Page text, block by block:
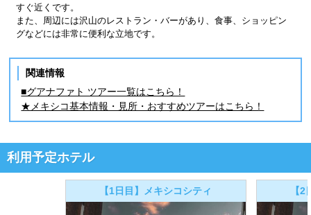
すぐ近くです。
また、周辺には沢山のレストラン・バーがあり、食事、ショッピン
グなどには非常に便利な立地です。
関連情報
■グアナファト ツアー一覧はこちら！
★メキシコ基本情報・見所・おすすめツアーはこちら！
利用予定ホテル
【1日目】メキシコシティ 【